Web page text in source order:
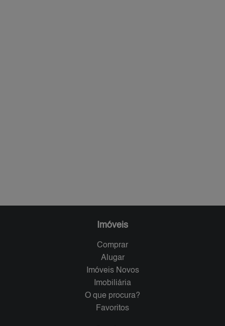
Imóveis
Comprar
Alugar
Imóveis Novos
Imobiliária
O que procura?
Favoritos